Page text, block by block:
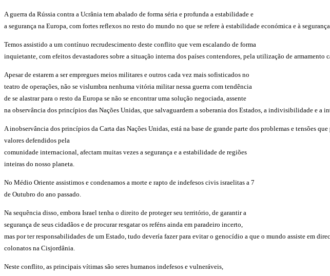
A guerra da Rússia contra a Ucrânia tem abalado de forma séria e profunda a estabilidade e
a segurança na Europa, com fortes reflexos no resto do mundo no que se refere à estabilidade económica e à
Temos assistido a um contínuo recrudescimento deste conflito que vem escalando de forma
inquietante, com efeitos devastadores sobre a situação interna dos países contendores, pela utilização de
Apesar de estarem a ser empregues meios militares e outros cada vez mais sofisticados no
teatro de operações, não se vislumbra nenhuma vitória militar nessa guerra com tendência
de se alastrar para o resto da Europa se não se encontrar uma solução negociada, assente
na observância dos princípios das Nações Unidas, que salvaguardem a soberania dos Estados, a indivisibilidade e a
A inobservância dos princípios da Carta das Nações Unidas, está na base de grande parte dos problemas e tensões
valores defendidos pela
comunidade internacional, afectam muitas vezes a segurança e a estabilidade de regiões
inteiras do nosso planeta.
No Médio Oriente assistimos e condenamos a morte e rapto de indefesos civis israelitas a 7
de Outubro do ano passado.
Na sequência disso, embora Israel tenha o direito de proteger seu território, de garantir a
segurança de seus cidadãos e de procurar resgatar os reféns ainda em paradeiro incerto,
mas por ter responsabilidades de um Estado, tudo devería fazer para evitar o genocídio a que o mundo assiste em
colonatos na Cisjordânia.
Neste conflito, as principais vítimas são seres humanos indefesos e vulneráveis,